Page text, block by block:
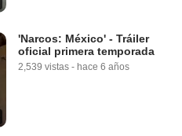
'Narcos: México' - Tráiler
oficial primera temporada
2,539 vistas - hace 6 años